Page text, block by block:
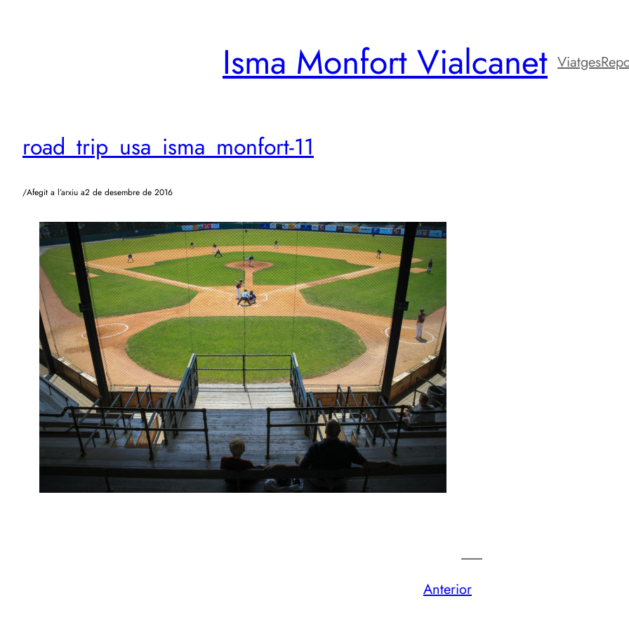
Isma Monfort Vialcanet Viatges
road_trip_usa_isma_monfort-11
/Afegit a l’arxiu a2 de desembre de 2016
___
Anterior